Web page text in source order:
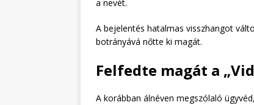
a nevét.
A bejelentés hatalmas visszhangot
botrányává nőtte ki magát.
Felfedte magát a
A korábban álnéven megszólaló